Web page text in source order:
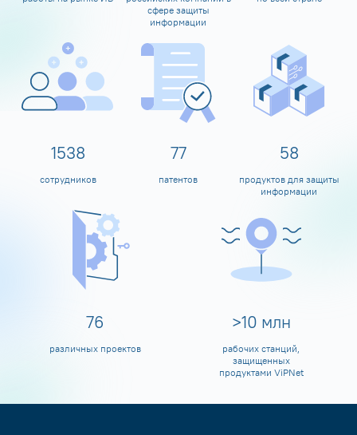
сфере защиты
информации
1600
сотрудников
80
патентов
60
продуктов для защиты
информации
80
различных проектов
>10 млн
рабочих станций,
защищенных
продуктами ViPNet